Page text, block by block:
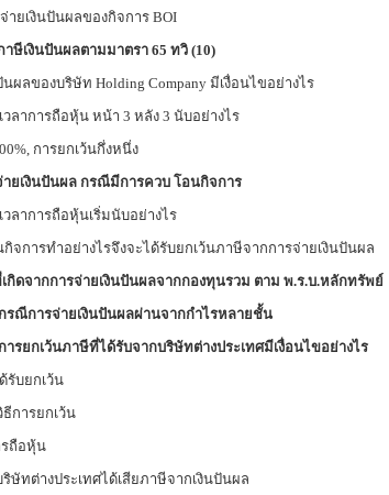
ายเงินปันผลของกิจการ BOI
าษีเงินปันผลตามมาตรา 65 ทวิ (10)
นผลของบริษัท Holding Company มีเงื่อนไขอย่างไร
วลาการถือหุ้น หน้า 3 หลัง 3 นับอย่างไร
การยกเว้นกึ่งหนึ่ง
ยเงินปันผล กรณีมีการควบ โอนกิจการ
วลาการถือหุ้นเริ่มนับอย่างไร
จการทำอย่างไรจึงจะได้รับยกเว้นภาษีจากการจ่ายเงินปันผล
กิดจากการจ่ายเงินปันผลจากกองทุนรวม ตาม พ.ร.บ.หลักทรัพย์
รณีการจ่ายเงินปันผลผ่านจากกำไรหลายชั้น
รยกเว้นภาษีที่ได้รับจากบริษัทต่างประเทศมีเงื่อนไขอย่างไร
รับยกเว้น
ธีการยกเว้น
รถือหุ้น
ษัทต่างประเทศได้เสียภาษีจากเงินปันผล